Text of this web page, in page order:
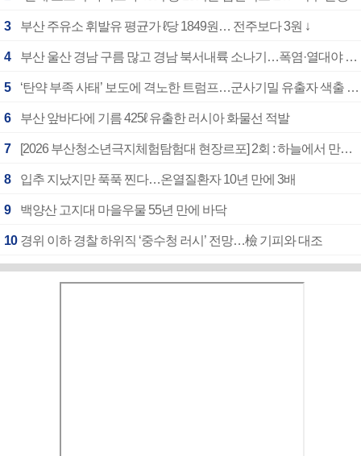
3 부산 주유소 휘발유 평균가 ℓ당 1849원… 전주보다 3원 ↓
4 부산 울산 경남 구름 많고 경남 북서내륙 소나기…폭염·열대야 계속
5 ‘탄약 부족 사태’ 보도에 격노한 트럼프…군사기밀 유출자 색출 지시
6 부산 앞바다에 기름 425ℓ 유출한 러시아 화물선 적발
7 [2026 부산청소년극지체험탐험대 현장르포] 2회 : 하늘에서 만난 얼음의 나라
8 입추 지났지만 푹푹 찐다…온열질환자 10년 만에 3배
9 백양산 고지대 마을우물 55년 만에 바닥
10 경위 이하 경찰 하위직 ‘중수청 러시’ 전망…檢 기피와 대조